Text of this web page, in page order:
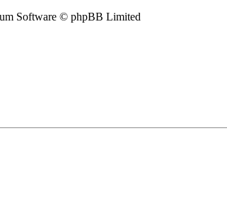
Software © phpBB Limited